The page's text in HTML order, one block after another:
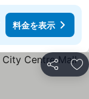
料金を表示
シェア お